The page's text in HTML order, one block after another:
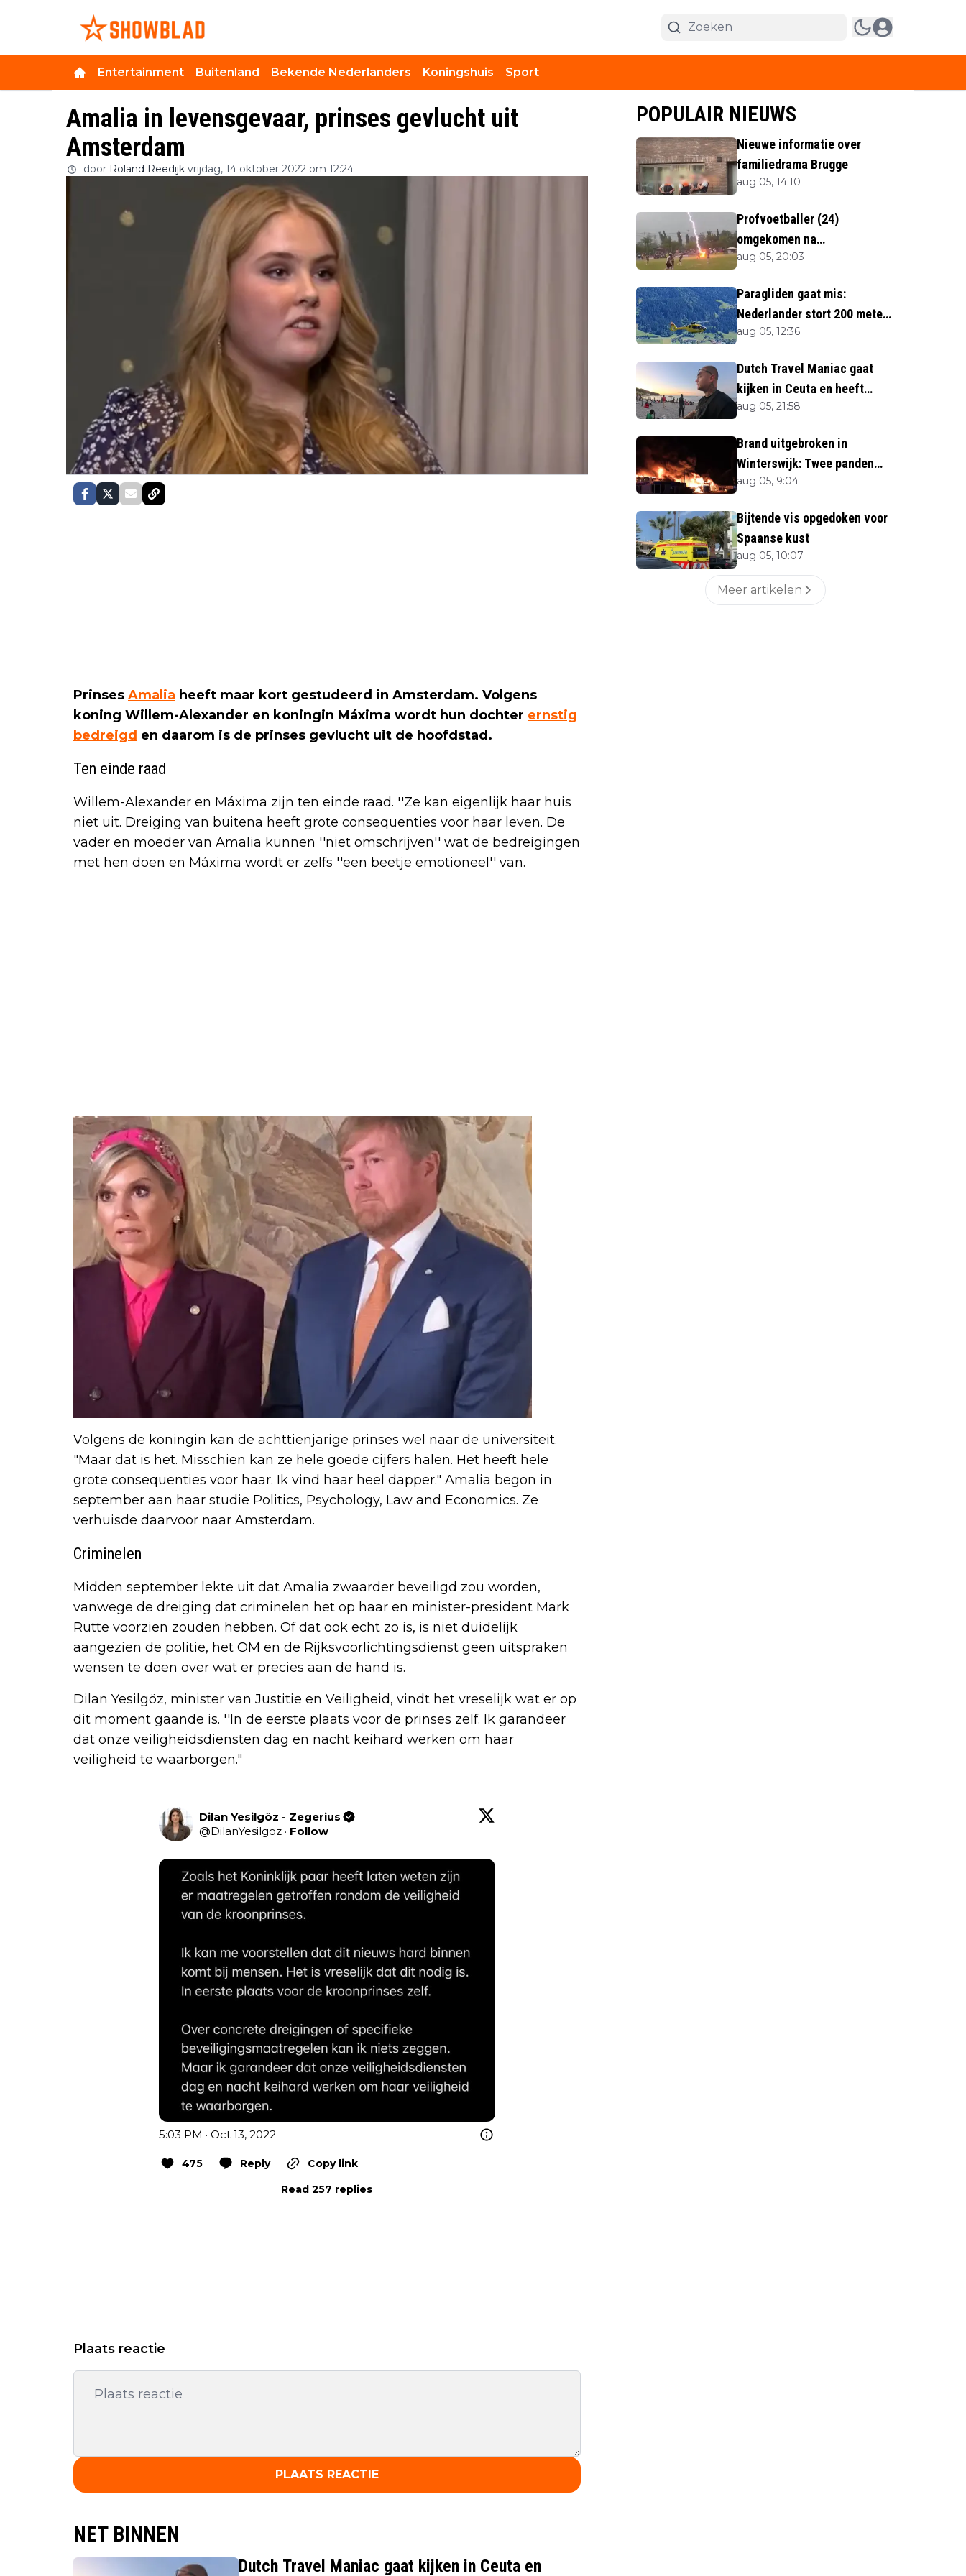
Entertainment Buitenland Bekende Nederlanders Koningshuis Sport
Amalia in levensgevaar, prinses gevlucht uit
Amsterdam
door Roland Reedijk vrijdag, 14 oktober 2022 om 12:24
Prinses Amalia heeft maar kort gestudeerd in Amsterdam. Volgens
koning Willem-Alexander en koningin Máxima wordt hun dochter ernstig
bedreigd en daarom is de prinses gevlucht uit de hoofdstad.
Ten einde raad
Willem-Alexander en Máxima zijn ten einde raad. ''Ze kan eigenlijk haar huis
niet uit. Dreiging van buitena heeft grote consequenties voor haar leven. De
vader en moeder van Amalia kunnen ''niet omschrijven'' wat de bedreigingen
met hen doen en Máxima wordt er zelfs ''een beetje emotioneel'' van.
Volgens de koningin kan de achttienjarige prinses wel naar de universiteit.
"Maar dat is het. Misschien kan ze hele goede cijfers halen. Het heeft hele
grote consequenties voor haar. Ik vind haar heel dapper." Amalia begon in
september aan haar studie Politics, Psychology, Law and Economics. Ze
verhuisde daarvoor naar Amsterdam.
Criminelen
Midden september lekte uit dat Amalia zwaarder beveiligd zou worden,
vanwege de dreiging dat criminelen het op haar en minister-president Mark
Rutte voorzien zouden hebben. Of dat ook echt zo is, is niet duidelijk
aangezien de politie, het OM en de Rijksvoorlichtingsdienst geen uitspraken
wensen te doen over wat er precies aan de hand is.
Dilan Yesilgöz, minister van Justitie en Veiligheid, vindt het vreselijk wat er op
dit moment gaande is. ''In de eerste plaats voor de prinses zelf. Ik garandeer
dat onze veiligheidsdiensten dag en nacht keihard werken om haar
veiligheid te waarborgen."
Dilan Yesilgöz - Zegerius
@DilanYesilgoz · Follow
5:03 PM · Oct 13, 2022
475 Reply
Copy link
Read 257 replies
Plaats reactie
PLAATS REACTIE
NET BINNEN
Dutch Travel Maniac gaat kijken in Ceuta en
POPULAIR NIEUWS
Nieuwe informatie over
familiedrama Brugge
aug 05, 14:10
Profvoetballer (24)
omgekomen na
blikseminslag tijdens
aug 05, 20:03
Paragliden gaat mis:
Nederlander stort 200 meter
naar beneden
aug 05, 12:36
Dutch Travel Maniac gaat
kijken in Ceuta en heeft
twijfels bij berichtgeving
aug 05, 21:58
Brand uitgebroken in
Winterswijk: Twee panden
verloren
aug 05, 9:04
Bijtende vis opgedoken voor
Spaanse kust
aug 05, 10:07
Meer artikelen